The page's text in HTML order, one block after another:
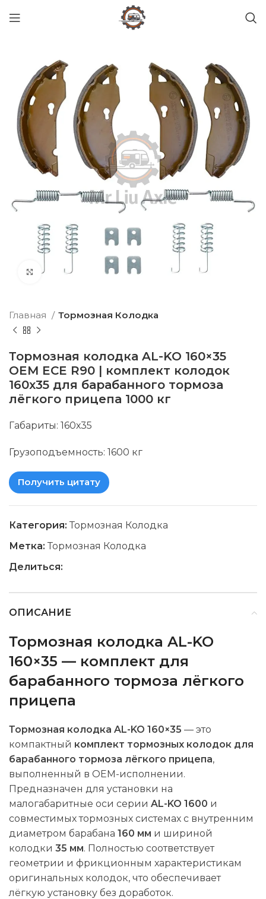
Click to enlarge
Главная Тормозная Колодка
Тормозная колодка AL-KO 160×35
OEM ECE R90 | комплект колодок
160х35 для барабанного тормоза
лёгкого прицепа 1000 кг
Габариты: 160х35
Грузоподъемность: 1600 кг
Получить цитату
Категория: Тормозная Колодка
Метка: Тормозная Колодка
Делиться:
ОПИСАНИЕ
Тормозная колодка AL-KO
160×35 — комплект для
барабанного тормоза лёгкого
прицепа
Тормозная колодка AL-KO 160×35 — это
компактный комплект тормозных колодок для
барабанного тормоза лёгкого прицепа,
выполненный в OEM-исполнении.
Предназначен для установки на
малогабаритные оси серии AL-KO 1600 и
совместимых тормозных системах с внутренним
диаметром барабана 160 мм и шириной
колодки 35 мм. Полностью соответствует
геометрии и фрикционным характеристикам
оригинальных колодок, что обеспечивает
лёгкую установку без доработок.